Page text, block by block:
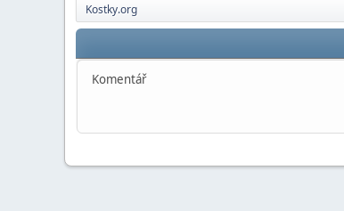
Kostky.org
Komentář